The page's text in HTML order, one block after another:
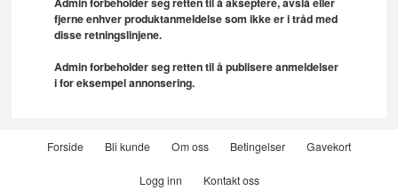
fjerne enhver produktanmeldelse som ikke er i tråd med
disse retningslinjene.
Admin forbeholder seg retten til å publisere anmeldelser
i for eksempel annonsering.
Forside Bli kunde Om oss Betingelser Gavekort
Logg inn Kontakt oss